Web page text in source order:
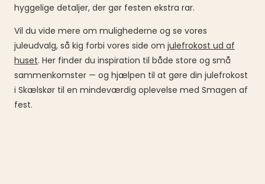
hyggelige detaljer, der gør festen ekstra rar.
Vil du vide mere om mulighederne og se vores
juleudvalg, så kig forbi vores side om julefrokost ud af
huset. Her finder du inspiration til både store og små
sammenkomster — og hjælpen til at gøre din julefrokost
i Skælskør til en mindeværdig oplevelse med Smagen af
fest.